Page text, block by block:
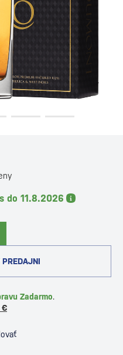
do 11.8.2026
PREDAJNI
Zadarmo.
€